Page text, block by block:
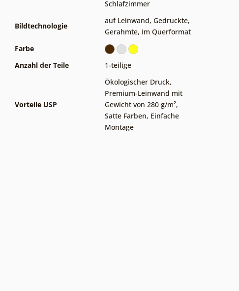
Schlafzimmer
Bildtechnologie
auf Leinwand, Gedruckte,
Gerahmte, Im Querformat
Farbe
Anzahl der Teile
1-teilige
Vorteile USP
Ökologischer Druck,
Premium-Leinwand mit
Gewicht von 280 g/m²,
Satte Farben, Einfache
Montage